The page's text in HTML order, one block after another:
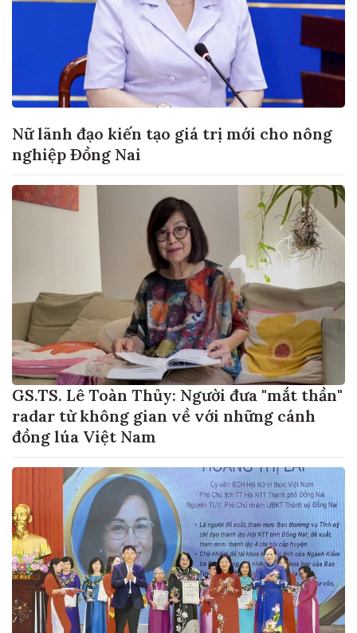
Nữ lãnh đạo kiến tạo giá trị mới cho nông
nghiệp Đồng Nai
GS.TS. Lê Toàn Thủy: Người đưa "mắt thần"
radar từ không gian về với những cánh
đồng lúa Việt Nam